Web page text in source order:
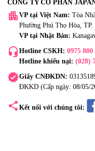
CÔNG TY CỔ PHẦN
apartment VP tại Việt Nam: Tòa
Phường Phú Thọ Hòa,
VP tại Nhật Bản:
headset_mic Hotline CSKH: 0975 800
Hotline khiếu nại: (028)
verifiedGiấy CNĐKDN:
ĐKKD (Cấp ngày: 08/05/
share Kết nối với chúng tôi: